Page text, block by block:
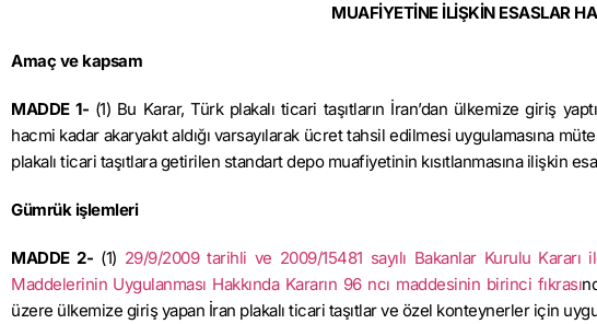
MUAFİYETİNE İLİŞKİN ESASLAR
Amaç ve kapsam
MADDE 1- (1) Bu Karar, Türk plakalı ticari taşıtların İran’dan ülkemize giriş
hacmi kadar akaryakıt aldığı varsayılarak ücret tahsil edilmesi uygulamasına
plakalı ticari taşıtlara getirilen standart depo muafiyetinin kısıtlanmasına ilişkin
Gümrük işlemleri
MADDE 2- (1) 29/9/2009 tarihli ve 2009/15481 sayılı Bakanlar Kurulu
Maddelerinin Uygulanması Hakkında Kararın 96 ncı maddesinin birinci fıkrası
üzere ülkemize giriş yapan İran plakalı ticari taşıtlar ve özel konteynerler için